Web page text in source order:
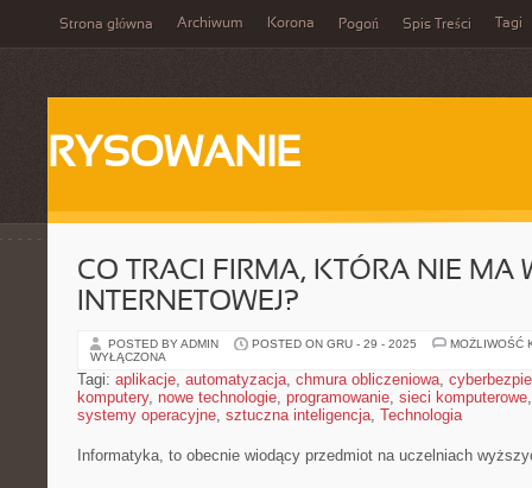
Strona główna Archiwum Korona Pogoń Spis Treści Tagi
RYSOWANIE
CO TRACI FIRMA, KTÓRA NIE MA
INTERNETOWEJ?
POSTED BY ADMIN POSTED ON GRU - 29 - 2025
MOŻLIWOŚĆ
WYŁĄCZONA
Tagi: aplikacje, automatyzacja, chmura obliczeniowa,
komputery, nowe technologie, programowanie, sieci komputerowe
systemy operacyjne, sztuczna inteligencja, Technologia
Informatyka, to obecnie wiodący przedmiot na uczelniach